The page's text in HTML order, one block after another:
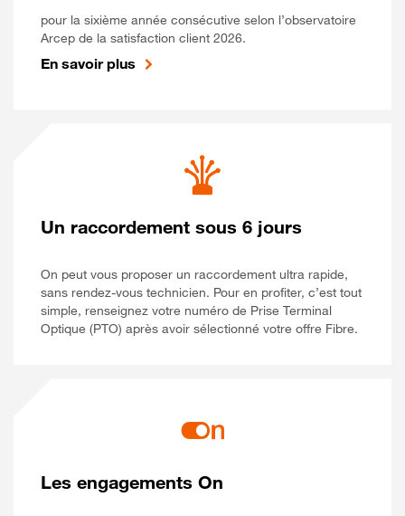
pour la sixième année consécutive selon l’observatoire
Arcep de la satisfaction client 2026.
En savoir plus
Un raccordement sous 6 jours
On peut vous proposer un raccordement ultra rapide,
sans rendez-vous technicien. Pour en profiter, c’est tout
simple, renseignez votre numéro de Prise Terminal
Optique (PTO) après avoir sélectionné votre offre Fibre.
Les engagements On